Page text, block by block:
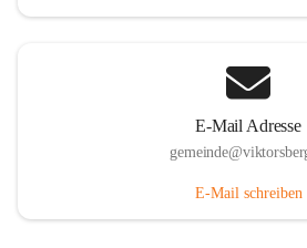
E-Mail Adresse
E-Mail schreiben